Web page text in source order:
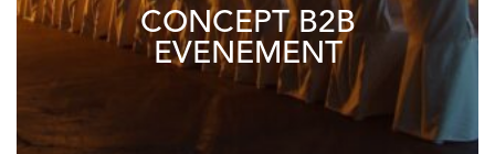
CONCEPT B2B
EVENEMENT